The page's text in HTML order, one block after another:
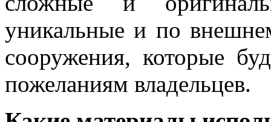
уникальные и по
сооружения, которые
пожеланиям владельцев.